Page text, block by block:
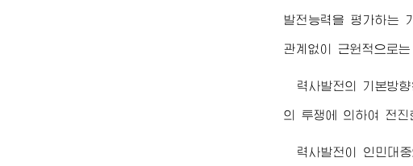
발전능력을 평가하는
관계없이 근원적으로
력사발전의 기본방
의 투쟁에 의하여 전진
력사발전이 인민대